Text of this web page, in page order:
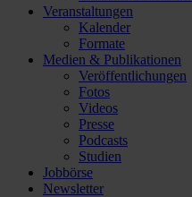
Veranstaltungen
Kalender
Formate
Medien & Publikationen
Veröffentlichungen
Fotos
Videos
Presse
Podcasts
Studien
Jobbörse
Newsletter